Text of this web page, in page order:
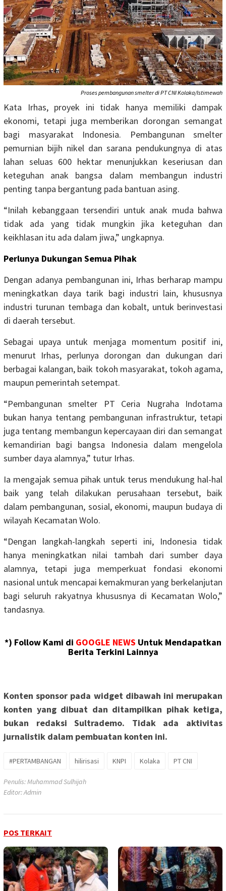
Proses pembangunan smelter di PT CNI Kolaka/Istimewah
Kata Irhas, proyek ini tidak hanya memiliki dampak
ekonomi, tetapi juga memberikan dorongan semangat
bagi masyarakat Indonesia. Pembangunan smelter
pemurnian bijih nikel dan sarana pendukungnya di atas
lahan seluas 600 hektar menunjukkan keseriusan dan
keteguhan anak bangsa dalam membangun industri
penting tanpa bergantung pada bantuan asing.
“Inilah kebanggaan tersendiri untuk anak muda bahwa
tidak ada yang tidak mungkin jika keteguhan dan
keikhlasan itu ada dalam jiwa,” ungkapnya.
Perlunya Dukungan Semua Pihak
Dengan adanya pembangunan ini, Irhas berharap mampu
meningkatkan daya tarik bagi industri lain, khususnya
industri turunan tembaga dan kobalt, untuk berinvestasi
di daerah tersebut.
Sebagai upaya untuk menjaga momentum positif ini,
menurut Irhas, perlunya dorongan dan dukungan dari
berbagai kalangan, baik tokoh masyarakat, tokoh agama,
maupun pemerintah setempat.
“Pembangunan smelter PT Ceria Nugraha Indotama
bukan hanya tentang pembangunan infrastruktur, tetapi
juga tentang membangun kepercayaan diri dan semangat
kemandirian bagi bangsa Indonesia dalam mengelola
sumber daya alamnya,” tutur Irhas.
Ia mengajak semua pihak untuk terus mendukung hal-hal
baik yang telah dilakukan perusahaan tersebut, baik
dalam pembangunan, sosial, ekonomi, maupun budaya di
wilayah Kecamatan Wolo.
“Dengan langkah-langkah seperti ini, Indonesia tidak
hanya meningkatkan nilai tambah dari sumber daya
alamnya, tetapi juga memperkuat fondasi ekonomi
nasional untuk mencapai kemakmuran yang berkelanjutan
bagi seluruh rakyatnya khususnya di Kecamatan Wolo,”
tandasnya.
*) Follow Kami di GOOGLE NEWS Untuk Mendapatkan
Berita Terkini Lainnya
Konten sponsor pada widget dibawah ini merupakan
konten yang dibuat dan ditampilkan pihak ketiga,
bukan redaksi Sultrademo. Tidak ada aktivitas
jurnalistik dalam pembuatan konten ini.
#PERTAMBANGAN hilirisasi KNPI Kolaka PT CNI
Penulis: Muhammad Sulhijah
Editor: Admin
POS TERKAIT